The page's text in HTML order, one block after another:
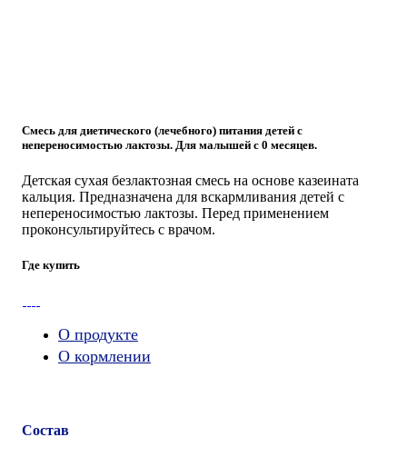
Смесь для диетического (лечебного) питания детей с
непереносимостью лактозы. Для малышей с 0 месяцев.
Детская сухая безлактозная смесь на основе казеината
кальция. Предназначена для вскармливания детей с
непереносимостью лактозы. Перед применением
проконсультируйтесь с врачом.
Где купить
О продукте
О кормлении
Состав